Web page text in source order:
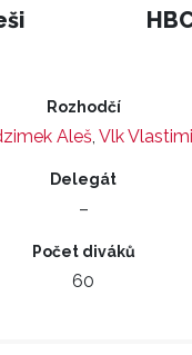
Rozhodčí
Aleš, Vlk
Delegát
–
Počet diváků
60